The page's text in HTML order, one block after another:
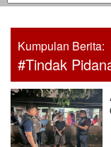
Kumpulan Berita:
#Tindak